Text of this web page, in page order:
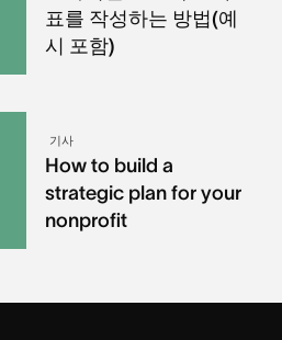
표를 작성하는 방법(예
시 포함)
기사
How to build a
strategic plan for your
nonprofit